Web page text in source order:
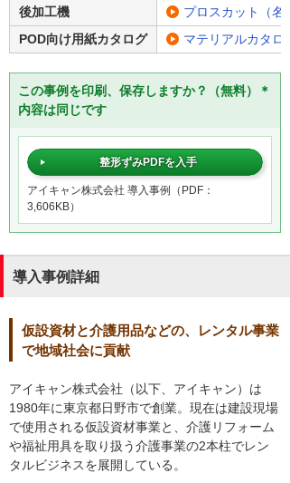
後加工機
プロスカット（名
POD向け用紙カタログ
マテリアルカタログ
この事例を印刷、保存しますか？（無料）＊
内容は同じです
整形ずみPDFを入手
アイキャン株式会社 導入事例（PDF：
3,606KB）
導入事例詳細
仮設資材と介護用品などの、レンタル事業
で地域社会に貢献
アイキャン株式会社（以下、アイキャン）は
1980年に東京都日野市で創業。現在は建設現場
で使用される仮設資材事業と、介護リフォーム
や福祉用具を取り扱う介護事業の2本柱でレン
タルビジネスを展開している。